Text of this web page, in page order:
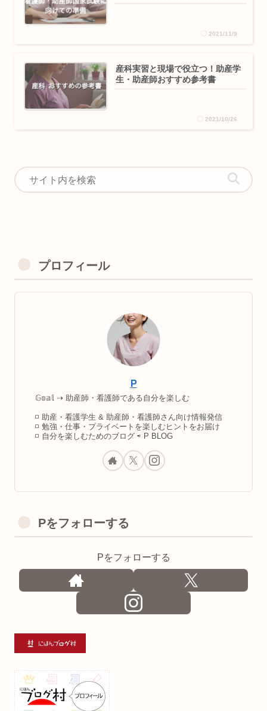
2021/11/9
産科実習と現場で役立つ！助産学
生・助産師おすすめ参考書
2021/10/26
プロフィール
P
𝔾𝕠𝕒𝕝 ⇢ 助産師・看護師である自分を楽しむ
◽️ 助産・看護学生 & 助産師・看護師さん向け情報発信
◽️ 勉強・仕事・プライベートを楽しむヒントをお届け
◽️ 自分を楽しむためのブログ ⇨ P BLOG
Pをフォローする
Pをフォローする